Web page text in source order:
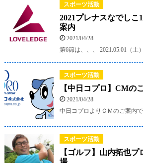
スポーツ活動
2021プレナスなでしこ
案内
2021/04/28
第6節は、、、 2021.05.01（土
スポーツ活動
【中日コプロ】CMの
2021/04/28
中日コプロよりＣＭのご案内で
スポーツ活動
【ゴルフ】山内拓也